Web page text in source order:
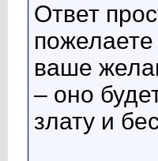
Ответ
ваше
– оно
злату и